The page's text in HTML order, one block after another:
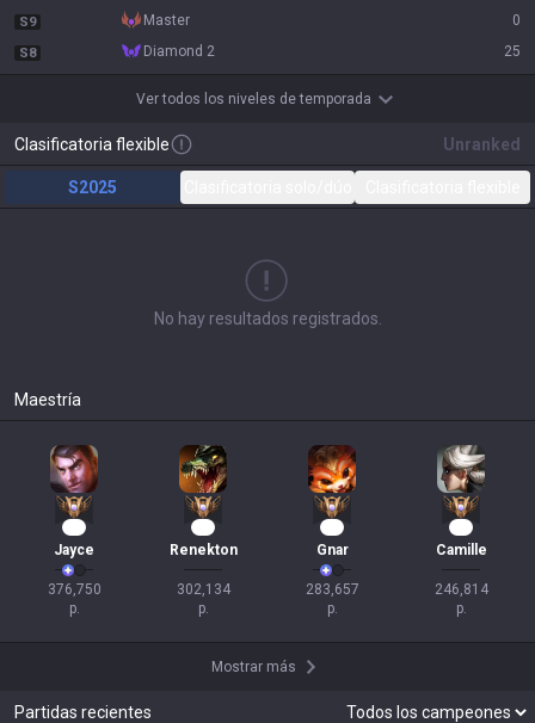
S9 master 0
S8 diamond 2 25
Ver todos los niveles de temporada
Clasificatoria flexible Unranked
S2025
No hay resultados registrados.
Maestría
Jayce
376,750
p.
Renekton
302,134
p.
Gnar
283,657
p.
Camille
246,814
p.
Mostrar más
Partidas recientes